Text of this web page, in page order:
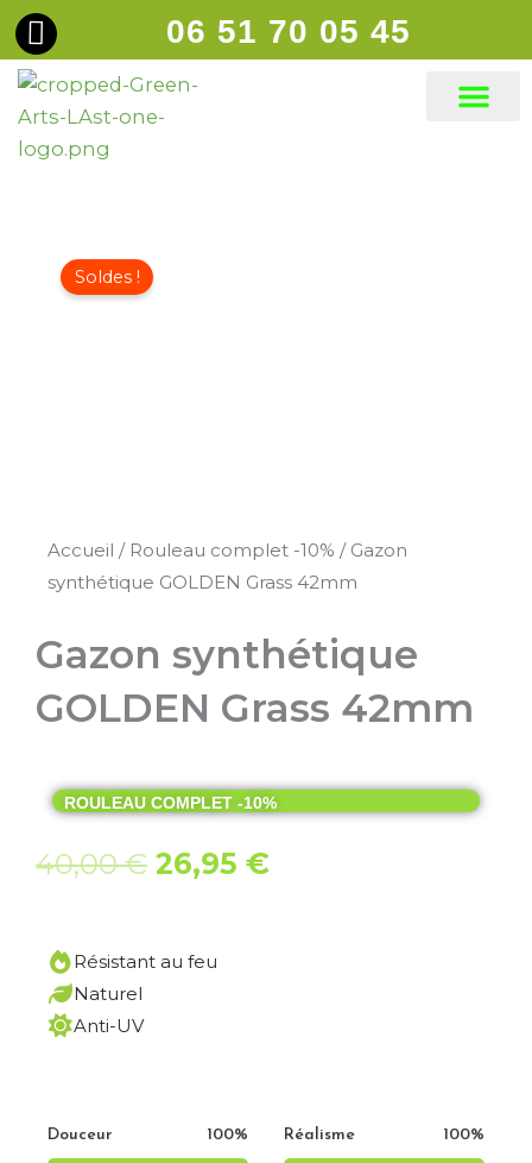
principal
Aller
au
contenu
06 51 70 05 45
Soldes !
Accueil / Rouleau complet -10% / Gazon
synthétique GOLDEN Grass 42mm
Gazon synthétique
GOLDEN Grass 42mm
ROULEAU COMPLET -10%
40,00€ Le
était :
26,95 €Le
Résistant au feu
Naturel
Anti-UV
Douceur 100% Réalisme 100%